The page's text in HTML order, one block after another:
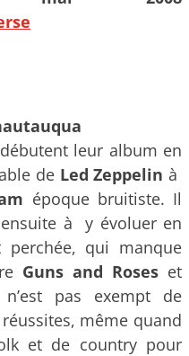
débutent leur album en
de Led Zeppelin à
époque bruitiste. Il
ensuite à y évoluer en
perchée, qui manque
Guns and Roseset
pas exempt de
même quand
et de country pour